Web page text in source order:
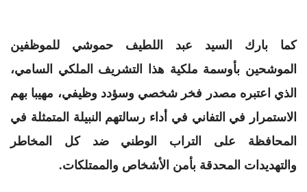
كما بارك السيد عبد اللطيف حموشي للموظفين
الموشحين بأوسمة ملكية هذا التشريف الملكي السامي،
الذي اعتبره مصدر فخر شخصي وسؤدد وظيفي، مهيبا بهم
الاستمرار في التفاني في أداء رسالتهم النبيلة المتمثلة في
المحافظة على التراب الوطني ضد كل المخاطر
والتهديدات المحدقة بأمن الأشخاص والممتلكات.